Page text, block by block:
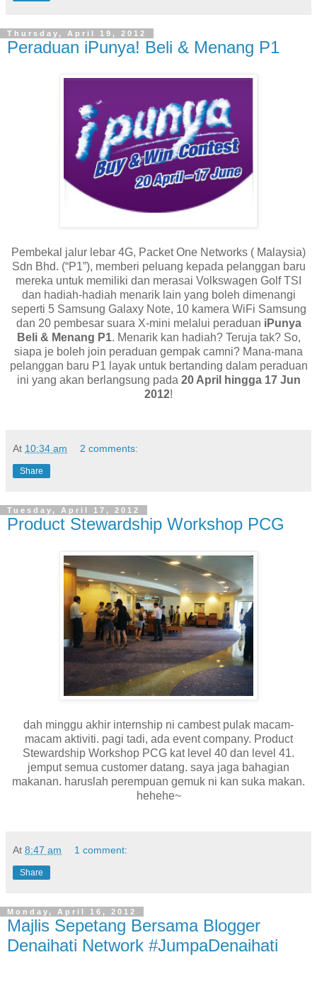
Thursday, April 19, 2012
Peraduan iPunya! Beli & Menang P1
Pembekal jalur lebar 4G, Packet One Networks ( Malaysia)
Sdn Bhd. (“P1”), memberi peluang kepada pelanggan baru
mereka untuk memiliki dan merasai Volkswagen Golf TSI
dan hadiah-hadiah menarik lain yang boleh dimenangi
seperti 5 Samsung Galaxy Note, 10 kamera WiFi Samsung
dan 20 pembesar suara X-mini melalui peraduan iPunya
Beli & Menang P1. Menarik kan hadiah? Teruja tak? So,
siapa je boleh join peraduan gempak camni? Mana-mana
pelanggan baru P1 layak untuk bertanding dalam peraduan
ini yang akan berlangsung pada 20 April hingga 17 Jun
2012!
At 10:34 am 2 comments:
Share
Tuesday, April 17, 2012
Product Stewardship Workshop PCG
dah minggu akhir internship ni cambest pulak macam-
macam aktiviti. pagi tadi, ada event company. Product
Stewardship Workshop PCG kat level 40 dan level 41.
jemput semua customer datang. saya jaga bahagian
makanan. haruslah perempuan gemuk ni kan suka makan.
hehehe~
At 8:47 am 1 comment:
Share
Monday, April 16, 2012
Majlis Sepetang Bersama Blogger
Denaihati Network #JumpaDenaihati